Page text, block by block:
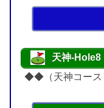
天神-Hole8
◆◆（天神コース